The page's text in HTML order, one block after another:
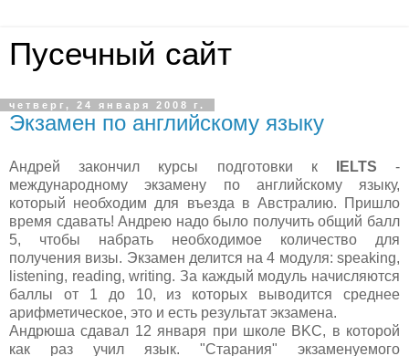
Пусечный сайт
четверг, 24 января 2008 г.
Экзамен по английскому языку
Андрей закончил курсы подготовки к IELTS -
международному экзамену по английскому языку,
который необходим для въезда в Австралию. Пришло
время сдавать! Андрею надо было получить общий балл
5, чтобы набрать необходимое количество для
получения визы. Экзамен делится на 4 модуля: speaking,
listening, reading, writing. За каждый модуль начисляются
баллы от 1 до 10, из которых выводится среднее
арифметическое, это и есть результат экзамена.
Андрюша сдавал 12 января при школе BKC, в которой
как раз учил язык. "Старания" экзаменуемого